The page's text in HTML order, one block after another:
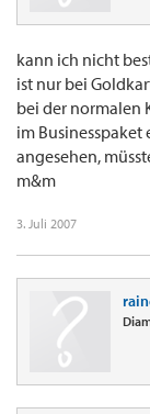
kann ich nicht
ist nur bei
bei der normalen
im
angesehen,
m&m
3. Juli 2007